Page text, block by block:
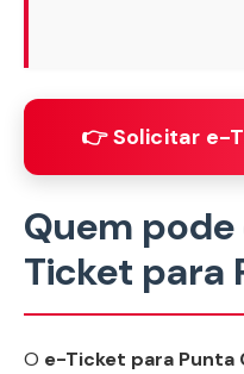
👉 Solicitar e-
Quem
Ticket para
O e-Ticket para Punta